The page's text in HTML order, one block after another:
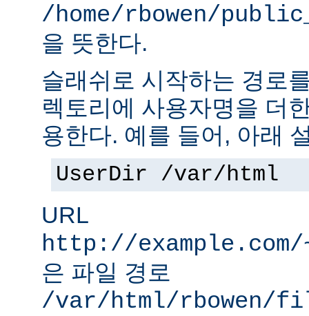
/home/rbowen/
을 뜻한다.
슬래쉬로 시작하는 경로
렉토리에 사용자명을 더
용한다. 예를 들어, 아래
UserDir /var/html
URL
http://
은 파일 경로
/var/html/rbowen/